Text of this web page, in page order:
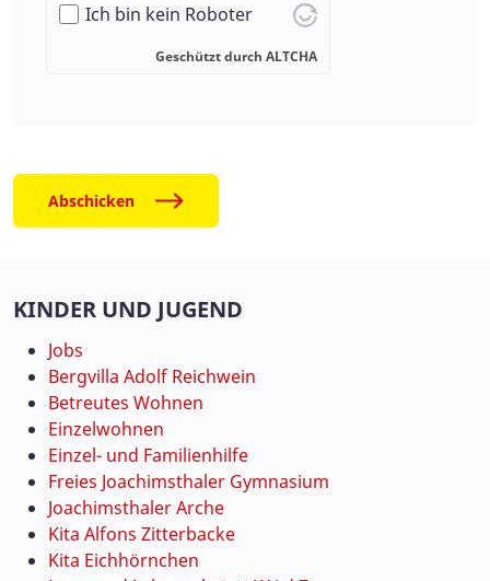
Ich bin kein Roboter
Geschützt durch ALTCHA
Abschicken
KINDER UND JUGEND
Jobs
Bergvilla Adolf Reichwein
Betreutes Wohnen
Einzelwohnen
Einzel- und Familienhilfe
Freies Joachimsthaler Gymnasium
Joachimsthaler Arche
Kita Alfons Zitterbacke
Kita Eichhörnchen